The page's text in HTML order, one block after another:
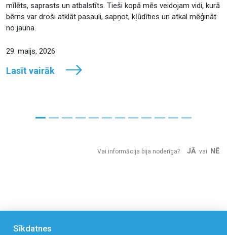
mīlēts, saprasts un atbalstīts. Tieši kopā mēs veidojam vidi, kurā
bērns var droši atklāt pasauli, sapņot, kļūdīties un atkal mēģināt
no jauna.
29. maijs, 2026
Lasīt vairāk
Vai informācija bija noderīga? JĀ vai NĒ
Sīkdatnes